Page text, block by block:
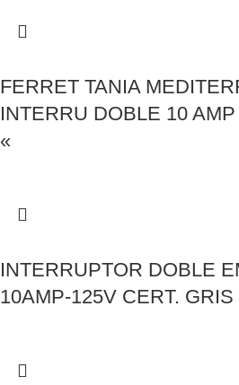
FERRET TANIA
INTERRU DOBLE 10
«
INTERRUPTOR DOBLE
10AMP-125V CERT.